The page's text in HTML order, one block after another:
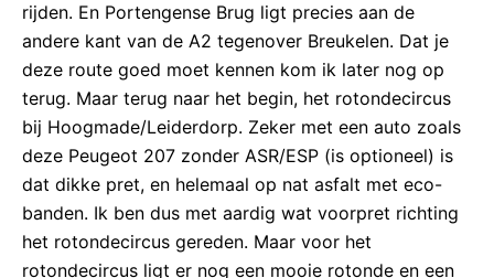
rijden. En Portengense Brug ligt precies aan de
andere kant van de A2 tegenover Breukelen. Dat je
deze route goed moet kennen kom ik later nog op
terug. Maar terug naar het begin, het rotondecircus
bij Hoogmade/Leiderdorp. Zeker met een auto zoals
deze Peugeot 207 zonder ASR/ESP (is optioneel) is
dat dikke pret, en helemaal op nat asfalt met eco-
banden. Ik ben dus met aardig wat voorpret richting
het rotondecircus gereden. Maar voor het
rotondecircus ligt er nog een mooie rotonde en een